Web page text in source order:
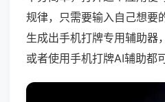
规律，只需要输入自己想要
生成出手机打牌专用辅助器
或者使用手机打牌AI辅助都